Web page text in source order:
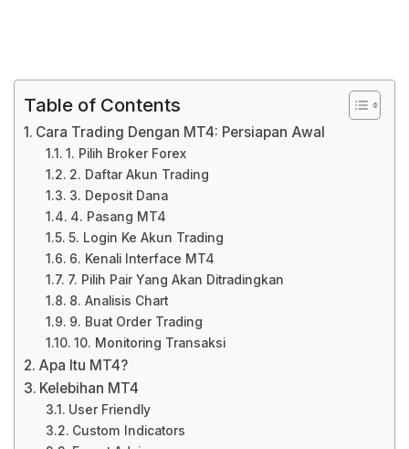
Table of Contents
Cara Trading Dengan MT4: Persiapan Awal
1. Pilih Broker Forex
2. Daftar Akun Trading
3. Deposit Dana
4. Pasang MT4
5. Login Ke Akun Trading
6. Kenali Interface MT4
7. Pilih Pair Yang Akan Ditradingkan
8. Analisis Chart
9. Buat Order Trading
10. Monitoring Transaksi
Apa Itu MT4?
Kelebihan MT4
User Friendly
Custom Indicators